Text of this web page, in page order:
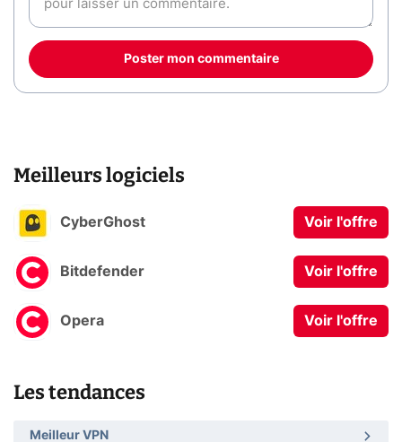
Poster mon commentaire
Meilleurs logiciels
CyberGhost Voir l'offre
Bitdefender Voir l'offre
Opera Voir l'offre
Les tendances
Meilleur VPN